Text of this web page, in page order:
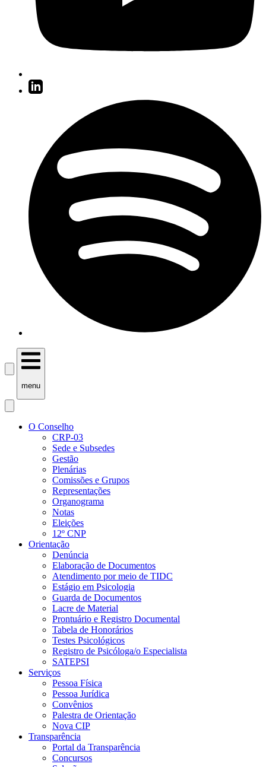
menu
O Conselho
CRP-03
Sede e Subsedes
Gestão
Plenárias
Comissões e Grupos
Representações
Organograma
Notas
Eleições
12º CNP
Orientação
Denúncia
Elaboração de Documentos
Atendimento por meio de TIDC
Estágio em Psicologia
Guarda de Documentos
Lacre de Material
Prontuário e Registro Documental
Tabela de Honorários
Testes Psicológicos
Registro de Psicóloga/o Especialista
SATEPSI
Serviços
Pessoa Física
Pessoa Jurídica
Convênios
Palestra de Orientação
Nova CIP
Transparência
Portal da Transparência
Concursos